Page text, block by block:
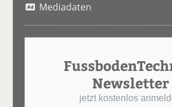
Mediadaten
Newsletter
jetzt kostenlos